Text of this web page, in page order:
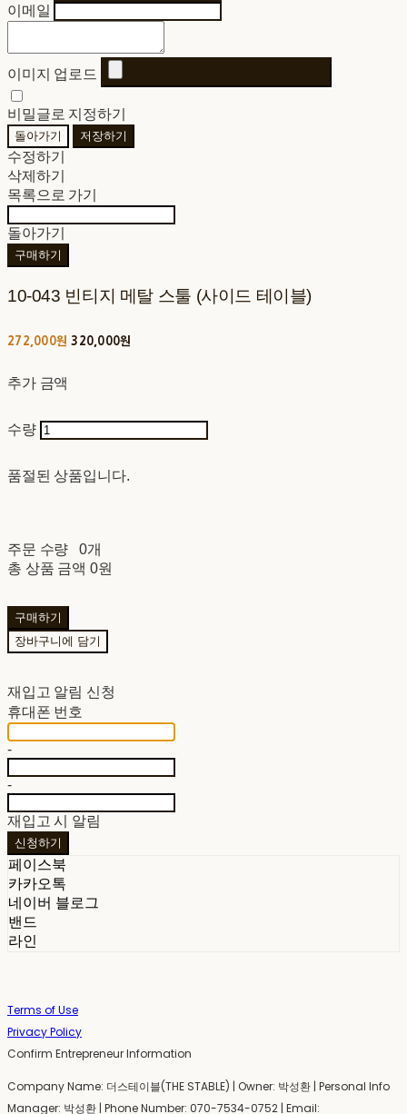
이메일
이미지 업로드
비밀글로 지정하기
돌아가기 저장하기
수정하기
삭제하기
목록으로 가기
돌아가기
구매하기
10-043 빈티지 메탈 스툴 (사이드 테이블)
272,000원320,000원
추가 금액
수량
품절된 상품입니다.
주문 수량
0개
총 상품 금액 0원
구매하기
장바구니에 담기
재입고 알림 신청
휴대폰 번호
-
-
재입고 시 알림
신청하기
페이스북
카카오톡
네이버 블로그
밴드
라인
Terms of Use
Privacy Policy
Confirm Entrepreneur Information
Company Name: 더스테이블(THE STABLE) | Owner: 박성환 | Personal Info
Manager: 박성환 | Phone Number: 070-7534-0752 | Email: